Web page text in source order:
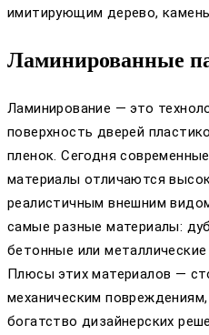
имитирующим дерево,
Ламинированные
Ламинирование — это
поверхность дверей
пленок. Сегодня
материалы отличаются
реалистичным внешним
самые разные материалы:
бетонные или
Плюсы этих материалов —
механическим
богатство дизайнерских